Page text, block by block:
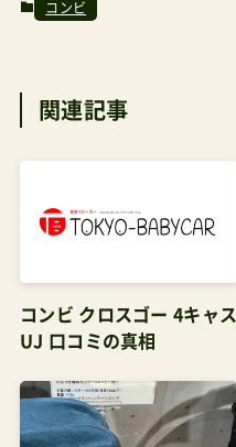
コンビ
関連記事
コンビ クロスゴー 4キャス
UJ 口コミの真相